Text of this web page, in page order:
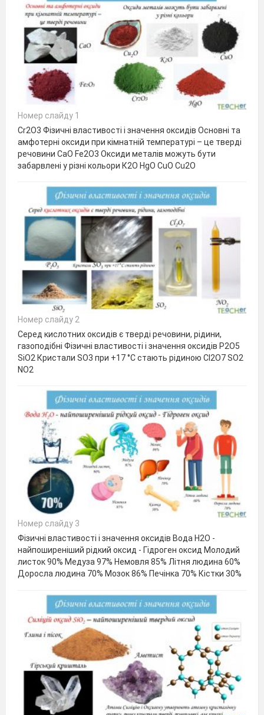
Номер слайду 1
Cr2O3 Фізичні властивості і значення оксидів Основні та
амфотерні оксиди при кімнатній температурі – це тверді
речовини СаО Fe2О3 Оксиди металів можуть бути
забарвлені у різні кольори К2О HgO CuO Cu2O
Номер слайду 2
Серед кислотних оксидів є тверді речовини, рідини,
газоподібні Фізичні властивості і значення оксидів Р2O5
SiO2 Кристали SO3 при +17 °C стають рідиною Cl2O7 SO2
NO2
Номер слайду 3
Фізичні властивості і значення оксидів Вода Н2O -
найпоширеніший рідкий оксид - Гідроген оксид Молодий
листок 90% Медуза 97% Немовля 85% Літня людина 60%
Доросла людина 70% Мозок 86% Печінка 70% Кістки 30%